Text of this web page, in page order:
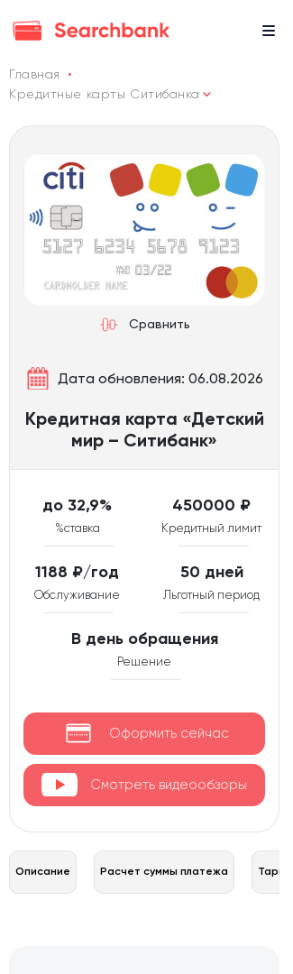
Главная
Кредитные карты Ситибанка
Сравнить
Дата обновления: 06.08.2026
Кредитная карта «Детский
мир – Ситибанк»
до 32,9%
%ставка
450000 ₽
Кредитный лимит
1188 ₽/год
Обслуживание
50 дней
Льготный период
В день обращения
Решение
Оформить сейчас
Смотреть видеообзоры
Описание Расчет суммы платежа